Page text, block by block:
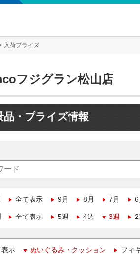
入荷プライズ
フジグラン松山店
品・プライズ情報
全て表示 9月 8月 7月 6
全て表示 5週 4週 3週 2
表示 ぬいぐるみ・クッション フィ